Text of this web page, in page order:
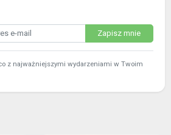
Zapisz mnie
z najważniejszymi wydarzeniami w Twoim